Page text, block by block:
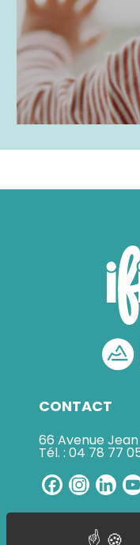
CONTACT
66 Avenue
Tél. : 04 78 77
Facebook